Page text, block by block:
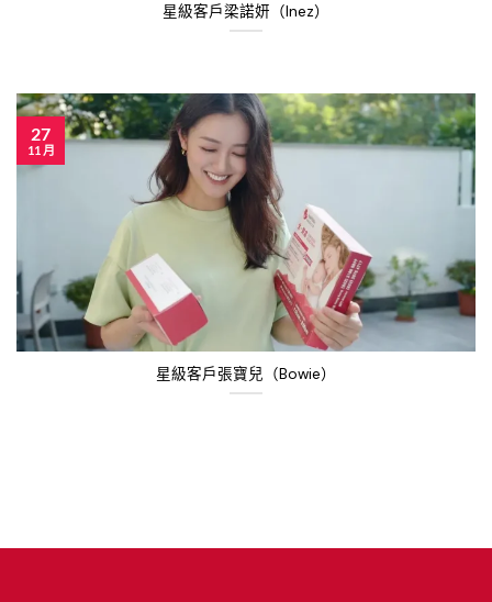
星級客戶梁諾妍（Inez）
星級客戶張寶兒（Bowie）
27
11 月